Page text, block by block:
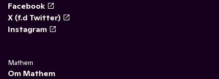
Facebook
X (f.d Twitter)
Instagram
Mathem
Om Mathem